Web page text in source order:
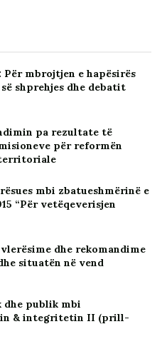
Për mbrojtjen e hapësirës
shprehjes dhe debatit
pa rezultate të
për reformën
mbi zbatueshmërinë e
“Për vetëqeverisjen
dhe rekomandime
situatën në vend
publik mbi
& integritetin II (prill-